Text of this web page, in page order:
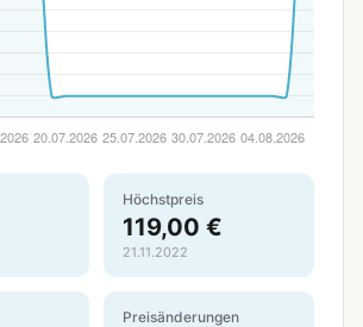
Höchstpreis
119,00 €
21.11.2022
Preisänderungen